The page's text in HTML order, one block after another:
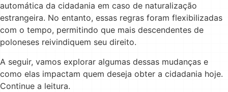
automática da cidadania em caso de naturalização
estrangeira. No entanto, essas regras foram flexibilizadas
com o tempo, permitindo que mais descendentes de
poloneses reivindiquem seu direito.
A seguir, vamos explorar algumas dessas mudanças e
como elas impactam quem deseja obter a cidadania hoje.
Continue a leitura.